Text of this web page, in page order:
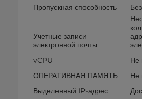
Пропускная способность
Учетные записи
электронной почты
vCPU
Не
ОПЕРАТИВНАЯ ПАМЯТЬ
Не
Выделенный IP-адрес